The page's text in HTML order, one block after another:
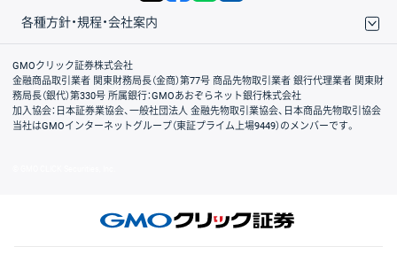
各種方針・規程・会社案内
取引規程・約款
サイトマップ
その他のご案内
個人情報保護方針
最良執行方針
サイトのご利用について
ディスクレイマー
信託保全
リスク説明
会社案内
GMOクリック証券株式会社
金融商品取引業者 関東財務局長（金商）第77号 商品先物取引業者 銀行代理業者 関東財
務局長（銀代）第330号 所属銀行：GMOあおぞらネット銀行株式会社
加入協会：日本証券業協会、一般社団法人 金融先物取引業協会、日本商品先物取引協会
当社はGMOインターネットグループ（東証プライム上場9449）のメンバーです。